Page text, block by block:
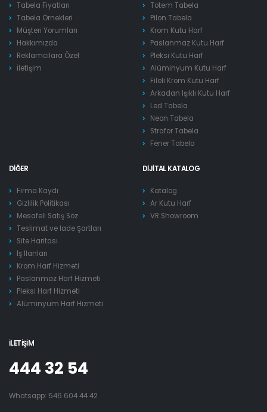
Tabela Fiyatları
Tabela Örnekleri
Müşteri Yorumları
Hakkımızda
Reklamcılara Özel
İletişim
Totem Tabela
Pilon Tabela
Krom Kutu Harf
Paslanmaz Kutu Harf
Pleksi Kutu Harf
Alüminyum Kutu Harf
Fileli Krom Kutu Harf
Arkadan Işıklı Kutu Harf
Led Tabela
Neon Tabela
Strafor Tabela
Fener Tabela
DIĞER
Firma Kaydı
Gizlilik Politikası
Mesafeli Satış Söz.
Teslimat ve İade Şartları
Site Haritası
İş İlanları
Krom Harf Hizmeti
Paslanmaz Harf Hizmeti
Pleksi Harf Hizmeti
Alüminyum Harf Hizmeti
DIJITAL KATALOG
Katalog
Ar Kutu Harf
VR Showroom
İLETIŞIM
444 32 54
Whatsapp: 546 604 44 42